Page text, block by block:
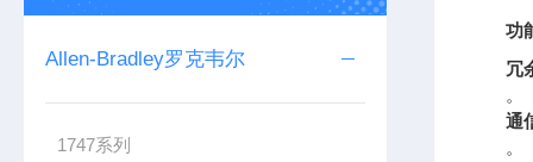
Allen-Bradley罗克韦尔
1747系列
功
冗
。
通
。